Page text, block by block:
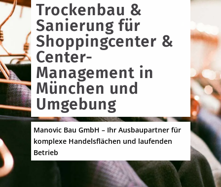
Trockenbau &
Sanierung für
Shoppingcenter &
Center-
Management in
München und
Umgebung
Manovic Bau GmbH – Ihr Ausbaupartner für
komplexe Handelsflächen und laufenden
Betrieb